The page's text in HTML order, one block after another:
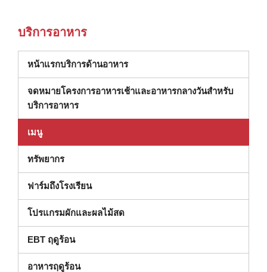
บริการอาหาร
หน้าแรกบริการด้านอาหาร
จดหมายโครงการอาหารเช้าและอาหารกลางวันสำหรับ
บริการอาหาร
เมนู
ทรัพยากร
ฟาร์มถึงโรงเรียน
โปรแกรมผักและผลไม้สด
EBT ฤดูร้อน
อาหารฤดูร้อน